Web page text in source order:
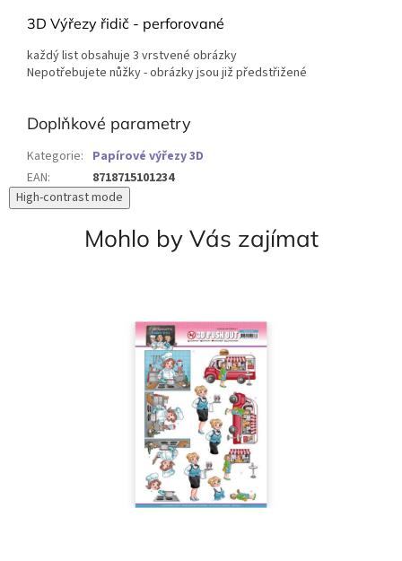
3D Výřezy řidič - perforované
každý list obsahuje 3 vrstvené obrázky
Nepotřebujete nůžky - obrázky jsou již předstřižené
Doplňkové parametry
Kategorie: Papírové výřezy 3D
EAN:
8718715101234
High-contrast mode
Mohlo by Vás zajímat